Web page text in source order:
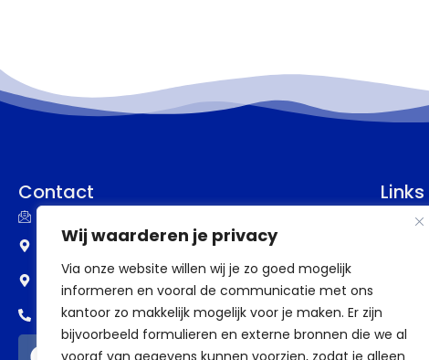
Wij waarderen je privacy
Via onze website willen wij je zo goed mogelijk
informeren en vooral de communicatie met ons
kantoor zo makkelijk mogelijk voor je maken. Er zijn
bijvoorbeeld formulieren en externe bronnen die we al
vooraf van gegevens kunnen voorzien, zodat je alleen
Contact
Frankenstraat 77
6582 CW Heumen
0318 - 388 69 98
Links